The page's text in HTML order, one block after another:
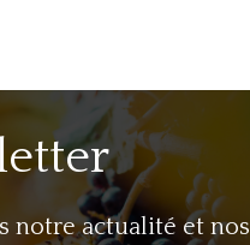
notre actualité et nos